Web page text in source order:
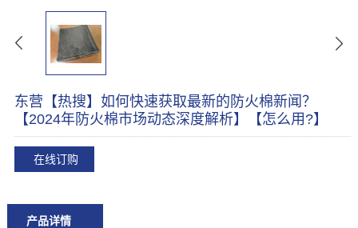
东营【热搜】如何快速获取最新的防火棉新闻？
【2024年防火棉市场动态深度解析】【怎么用?】
在线订购
产品详情